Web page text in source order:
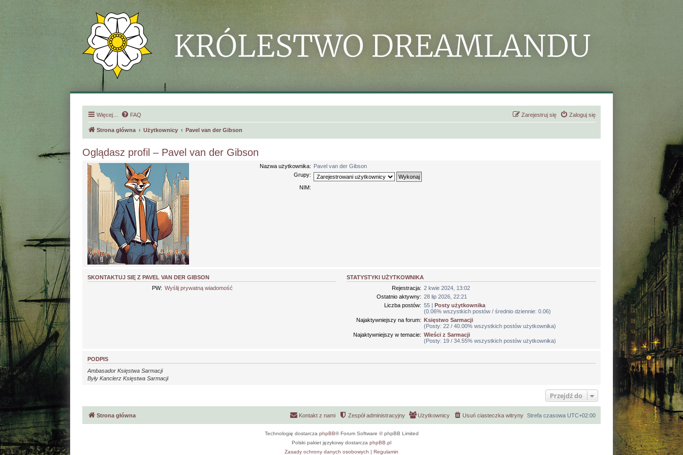
Więcej… FAQ Zaloguj się
Zarejestruj się
Strona główna Użytkownicy Pavel van der Gibson
Oglądasz profil – Pavel van der Gibson
Nazwa użytkownika: Pavel van der Gibson
Grupy:
NIM:
SKONTAKTUJ SIĘ Z PAVEL VAN DER GIBSON
PW: Wyślij prywatną wiadomość
STATYSTYKI UŻYTKOWNIKA
Rejestracja: 2 kwie 2024, 13:02
Ostatnio aktywny: 28 lip 2026, 22:21
Liczba postów: 55 | Posty użytkownika
(0.06% wszystkich postów / średnio dziennie: 0.06)
Najaktywniejszy na forum: Księstwo Sarmacji
(Posty: 22 / 40.00% wszystkich postów użytkownika)
Najaktywniejszy w temacie: Wieści z Sarmacji
(Posty: 19 / 34.55% wszystkich postów użytkownika)
PODPIS
Ambasador Księstwa Sarmacji
Były Kanclerz Księstwa Sarmacji
Przejdź do
Strona główna Strefa czasowa UTC+02:00
Usuń ciasteczka witryny
Użytkownicy
Zespół administracyjny
Kontakt z nami
Technologię dostarcza phpBB® Forum Software © phpBB Limited
Polski pakiet językowy dostarcza phpBB.pl
Zasady ochrony danych osobowych | Regulamin